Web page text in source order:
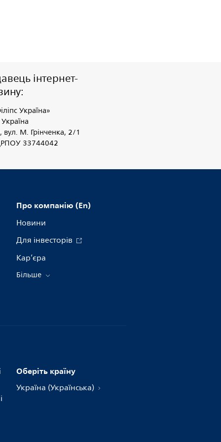
інтернет-
Україна»
вул. М. Грінченка, 2/1
33744042
Про компанію (En)
Новини
Для інвесторів
Кар’єра
Більше
Оберіть країну
Україна (Українська)